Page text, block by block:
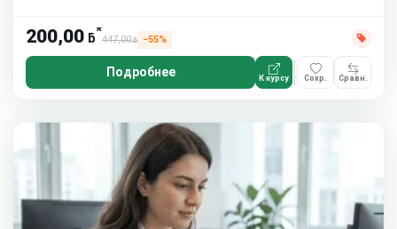
200,00 ƃ*
447,00ƃ −55%
Подробнее К курсу Сохр. Сравн.